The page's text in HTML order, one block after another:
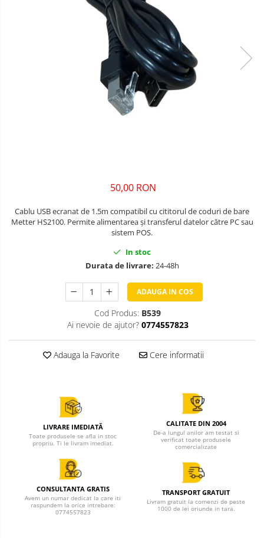
50,00 RON
Cablu USB ecranat de 1.5m compatibil cu cititorul de coduri de bare
Metter HS2100. Permite alimentarea și transferul datelor către PC sau
sistem POS.
In stoc
Durata de livrare: 24-48h
ADAUGA IN COS
Cod Produs: B539
Ai nevoie de ajutor? 0774557823
Adauga la Favorite Cere informatii
LIVRARE IMEDIATĂ
Toate produsele se afla in stoc
propriu. Ti le livram imediat.
CALITATE DIN 2004
De-a lungul anilor am testat si
verificat toate produsele
comercializate
CONSULTANTA GRATIS
Avem un numar dedicat la care iti
raspundem la orice intrebare:
0774557823
TRANSPORT GRATUIT
Livram gratuit la comenzi de peste
1000 de lei oriunde in tara.